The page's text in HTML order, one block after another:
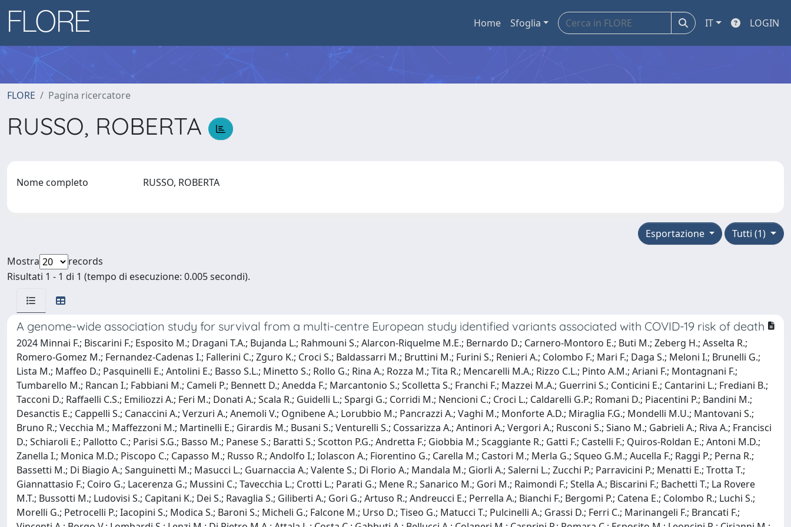
Home Sfoglia IT LOGIN
FLORE Pagina ricercatore
RUSSO, ROBERTA
Nome completo RUSSO, ROBERTA
Tutti (1)
Esportazione
Mostra
records
Risultati 1 - 1 di 1 (tempo di esecuzione: 0.005 secondi).
A genome-wide association study for survival from a multi-centre European study identified variants associated with COVID-19 risk of death
2024 Minnai F.; Biscarini F.; Esposito M.; Dragani T.A.; Bujanda L.; Rahmouni S.; Alarcon-Riquelme M.E.; Bernardo D.; Carnero-Montoro E.; Buti M.; Zeberg H.; Asselta R.;
Romero-Gomez M.; Fernandez-Cadenas I.; Fallerini C.; Zguro K.; Croci S.; Baldassarri M.; Bruttini M.; Furini S.; Renieri A.; Colombo F.; Mari F.; Daga S.; Meloni I.; Brunelli G.;
Lista M.; Maffeo D.; Pasquinelli E.; Antolini E.; Basso S.L.; Minetto S.; Rollo G.; Rina A.; Rozza M.; Tita R.; Mencarelli M.A.; Rizzo C.L.; Pinto A.M.; Ariani F.; Montagnani F.;
Tumbarello M.; Rancan I.; Fabbiani M.; Cameli P.; Bennett D.; Anedda F.; Marcantonio S.; Scolletta S.; Franchi F.; Mazzei M.A.; Guerrini S.; Conticini E.; Cantarini L.; Frediani B.;
Tacconi D.; Raffaelli C.S.; Emiliozzi A.; Feri M.; Donati A.; Scala R.; Guidelli L.; Spargi G.; Corridi M.; Nencioni C.; Croci L.; Caldarelli G.P.; Romani D.; Piacentini P.; Bandini M.;
Desanctis E.; Cappelli S.; Canaccini A.; Verzuri A.; Anemoli V.; Ognibene A.; Lorubbio M.; Pancrazzi A.; Vaghi M.; Monforte A.D.; Miraglia F.G.; Mondelli M.U.; Mantovani S.;
Bruno R.; Vecchia M.; Maffezzoni M.; Martinelli E.; Girardis M.; Busani S.; Venturelli S.; Cossarizza A.; Antinori A.; Vergori A.; Rusconi S.; Siano M.; Gabrieli A.; Riva A.; Francisci
D.; Schiaroli E.; Pallotto C.; Parisi S.G.; Basso M.; Panese S.; Baratti S.; Scotton P.G.; Andretta F.; Giobbia M.; Scaggiante R.; Gatti F.; Castelli F.; Quiros-Roldan E.; Antoni M.D.;
Zanella I.; Monica M.D.; Piscopo C.; Capasso M.; Russo R.; Andolfo I.; Iolascon A.; Fiorentino G.; Carella M.; Castori M.; Merla G.; Squeo G.M.; Aucella F.; Raggi P.; Perna R.;
Bassetti M.; Di Biagio A.; Sanguinetti M.; Masucci L.; Guarnaccia A.; Valente S.; Di Florio A.; Mandala M.; Giorli A.; Salerni L.; Zucchi P.; Parravicini P.; Menatti E.; Trotta T.;
Giannattasio F.; Coiro G.; Lacerenza G.; Mussini C.; Tavecchia L.; Crotti L.; Parati G.; Mene R.; Sanarico M.; Gori M.; Raimondi F.; Stella A.; Biscarini F.; Bachetti T.; La Rovere
M.T.; Bussotti M.; Ludovisi S.; Capitani K.; Dei S.; Ravaglia S.; Giliberti A.; Gori G.; Artuso R.; Andreucci E.; Perrella A.; Bianchi F.; Bergomi P.; Catena E.; Colombo R.; Luchi S.;
Morelli G.; Petrocelli P.; Iacopini S.; Modica S.; Baroni S.; Micheli G.; Falcone M.; Urso D.; Tiseo G.; Matucci T.; Pulcinelli A.; Grassi D.; Ferri C.; Marinangeli F.; Brancati F.;